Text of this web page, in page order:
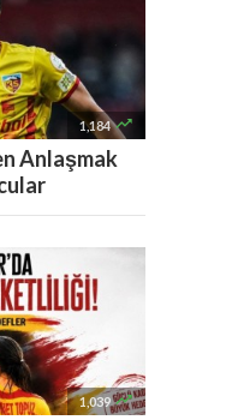
1,184 
Anlaşmak
1,039 